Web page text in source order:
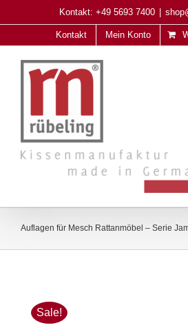
to
Kontakt: +49 5693 7400
Kontakt Mein Konto
Auflagen für Mesch Rattanmöbel – Serie
Sale!